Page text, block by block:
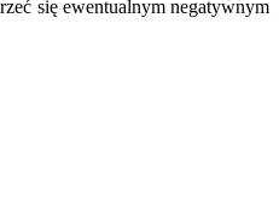
się ewentualnym negatywnym